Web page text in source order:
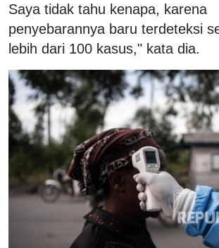
Saya tidak tahu kenapa, karena
penyebarannya baru terdeteksi
lebih dari 100 kasus," kata dia.